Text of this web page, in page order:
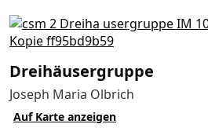
Dreihäusergruppe
Joseph Maria Olbrich
Auf Karte anzeigen